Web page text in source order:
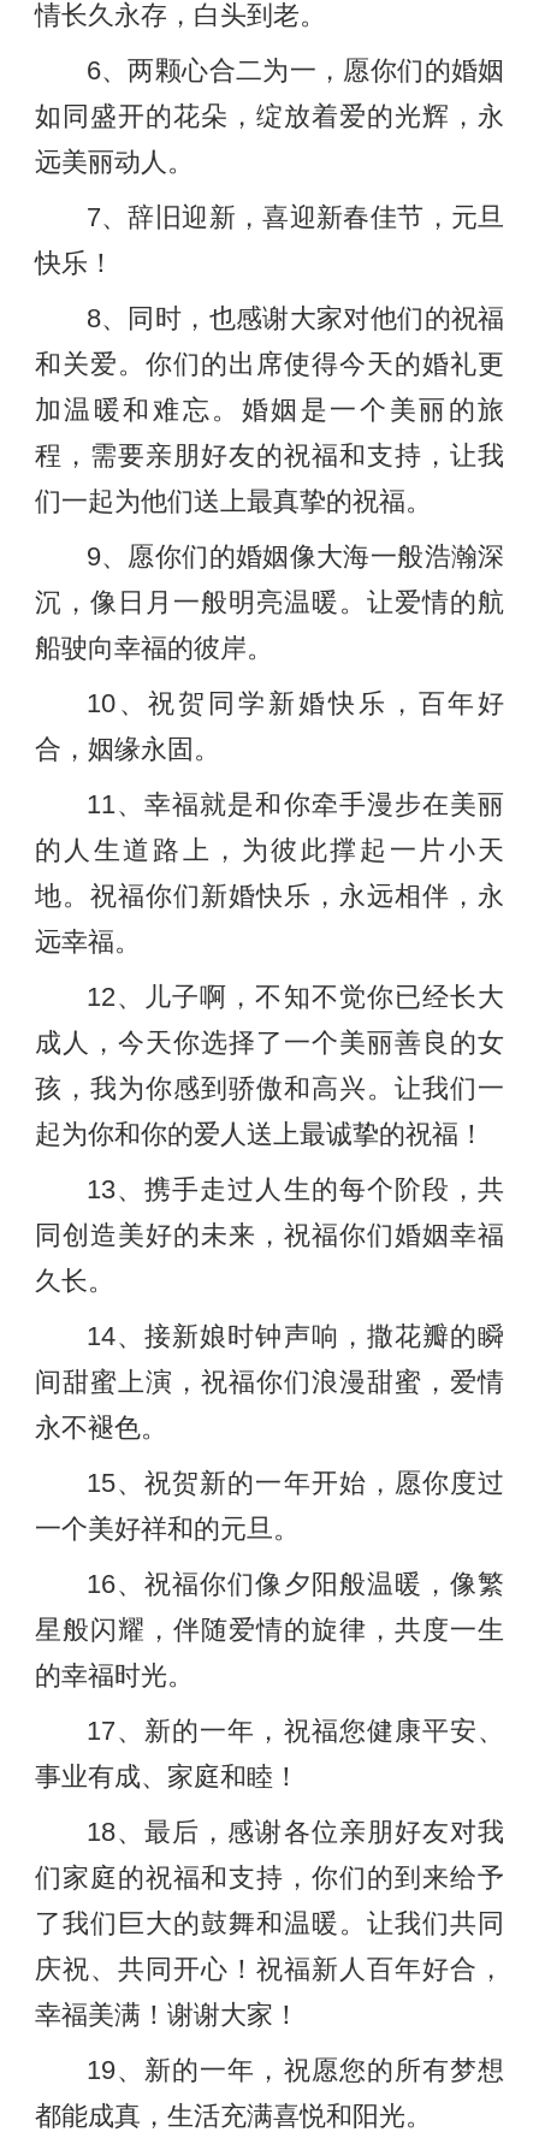
情长久永存，白头到老。
6、两颗心合二为一，愿你们的婚姻
如同盛开的花朵，绽放着爱的光辉，永
远美丽动人。
7、辞旧迎新，喜迎新春佳节，元旦
快乐！
8、同时，也感谢大家对他们的祝福
和关爱。你们的出席使得今天的婚礼更
加温暖和难忘。婚姻是一个美丽的旅
程，需要亲朋好友的祝福和支持，让我
们一起为他们送上最真挚的祝福。
9、愿你们的婚姻像大海一般浩瀚深
沉，像日月一般明亮温暖。让爱情的航
船驶向幸福的彼岸。
10、祝贺同学新婚快乐，百年好
合，姻缘永固。
11、幸福就是和你牵手漫步在美丽
的人生道路上，为彼此撑起一片小天
地。祝福你们新婚快乐，永远相伴，永
远幸福。
12、儿子啊，不知不觉你已经长大
成人，今天你选择了一个美丽善良的女
孩，我为你感到骄傲和高兴。让我们一
起为你和你的爱人送上最诚挚的祝福！
13、携手走过人生的每个阶段，共
同创造美好的未来，祝福你们婚姻幸福
久长。
14、接新娘时钟声响，撒花瓣的瞬
间甜蜜上演，祝福你们浪漫甜蜜，爱情
永不褪色。
15、祝贺新的一年开始，愿你度过
一个美好祥和的元旦。
16、祝福你们像夕阳般温暖，像繁
星般闪耀，伴随爱情的旋律，共度一生
的幸福时光。
17、新的一年，祝福您健康平安、
事业有成、家庭和睦！
18、最后，感谢各位亲朋好友对我
们家庭的祝福和支持，你们的到来给予
了我们巨大的鼓舞和温暖。让我们共同
庆祝、共同开心！祝福新人百年好合，
幸福美满！谢谢大家！
19、新的一年，祝愿您的所有梦想
都能成真，生活充满喜悦和阳光。